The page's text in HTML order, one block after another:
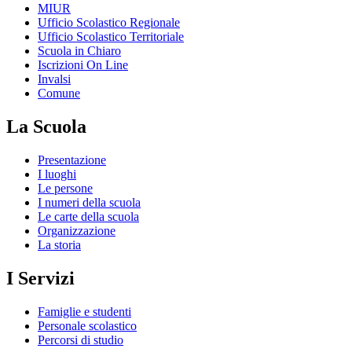
MIUR
Ufficio Scolastico Regionale
Ufficio Scolastico Territoriale
Scuola in Chiaro
Iscrizioni On Line
Invalsi
Comune
La Scuola
Presentazione
I luoghi
Le persone
I numeri della scuola
Le carte della scuola
Organizzazione
La storia
I Servizi
Famiglie e studenti
Personale scolastico
Percorsi di studio